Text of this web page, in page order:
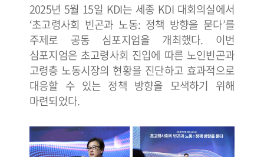
2025년 5월 15일 KDI는 세종 KDI 대회의실에서
‘초고령사회 빈곤과 노동: 정책 방향을 묻다’를
주제로 공동 심포지엄을 개최했다. 이번
심포지엄은 초고령사회 진입에 따른 노인빈곤과
고령층 노동시장의 현황을 진단하고 효과적으로
대응할 수 있는 정책 방향을 모색하기 위해
마련되었다.